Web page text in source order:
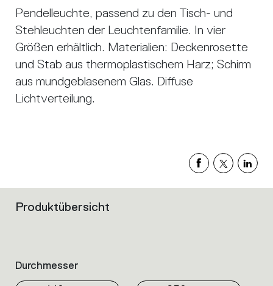
Pendelleuchte, passend zu den Tisch- und
Stehleuchten der Leuchtenfamilie. In vier
Größen erhältlich. Materialien: Deckenrosette
und Stab aus thermoplastischem Harz; Schirm
aus mundgeblasenem Glas. Diffuse
Lichtverteilung.
Filters
properties
within
Produktübersicht
Durchmesser